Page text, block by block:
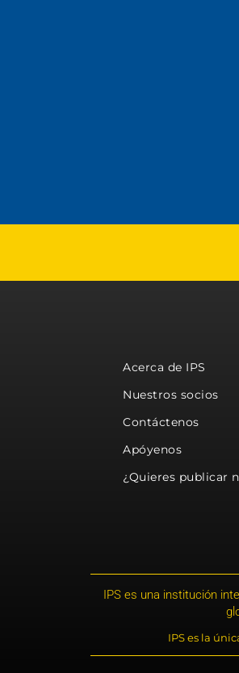
Acerca de IPS
Nuestros socios
Contáctenos
Apóyenos
¿Quieres publicar
IPS es una institución
IPS es la